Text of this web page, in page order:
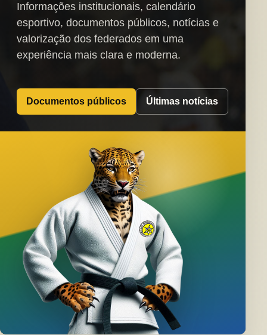
Informações institucionais, calendário
esportivo, documentos públicos, notícias e
valorização dos federados em uma
experiência mais clara e moderna.
Documentos públicos Últimas notícias